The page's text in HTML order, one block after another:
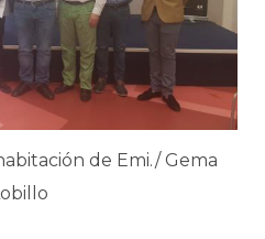
de Emi./ Gema